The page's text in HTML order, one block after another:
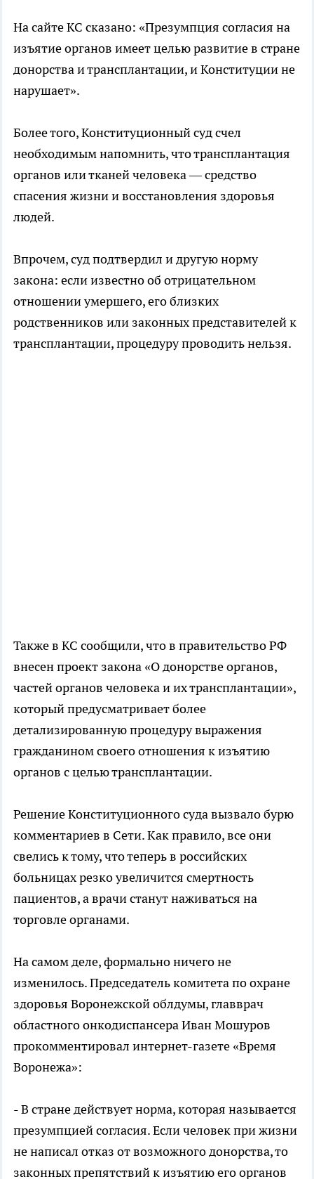
На сайте КС сказано: «Презумпция согласия на
изъятие органов имеет целью развитие в стране
донорства и трансплантации, и Конституции не
нарушает».
Более того, Конституционный суд счел
необходимым напомнить, что трансплантация
органов или тканей человека — средство
спасения жизни и восстановления здоровья
людей.
Впрочем, суд подтвердил и другую норму
закона: если известно об отрицательном
отношении умершего, его близких
родственников или законных представителей к
трансплантации, процедуру проводить нельзя.
Также в КС сообщили, что в правительство РФ
внесен проект закона «О донорстве органов,
частей органов человека и их трансплантации»,
который предусматривает более
детализированную процедуру выражения
гражданином своего отношения к изъятию
органов с целью трансплантации.
Решение Конституционного суда вызвало бурю
комментариев в Сети. Как правило, все они
свелись к тому, что теперь в российских
больницах резко увеличится смертность
пациентов, а врачи станут наживаться на
торговле органами.
На самом деле, формально ничего не
изменилось. Председатель комитета по охране
здоровья Воронежской облдумы, главврач
областного онкодиспансера Иван Мошуров
прокомментировал интернет-газете «Время
Воронежа»:
- В стране действует норма, которая называется
презумпцией согласия. Если человек при жизни
не написал отказ от возможного донорства, то
законных препятствий к изъятию его органов